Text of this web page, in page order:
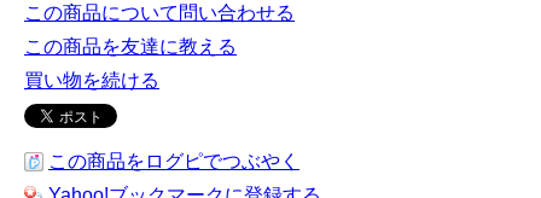
この商品について問い合わせる
この商品を友達に教える
買い物を続ける
この商品をログピでつぶやく